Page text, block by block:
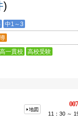
)
中1～3
一貫校 高校受験
地図
11：30 ～